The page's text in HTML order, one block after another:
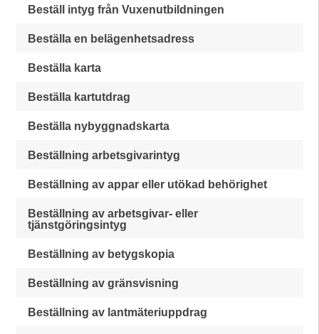
Beställ intyg från Vuxenutbildningen
Beställa en belägenhetsadress
Beställa karta
Beställa kartutdrag
Beställa nybyggnadskarta
Beställning arbetsgivarintyg
Beställning av appar eller utökad behörighet
Beställning av arbetsgivar- eller
tjänstgöringsintyg
Beställning av betygskopia
Beställning av gränsvisning
Beställning av lantmäteriuppdrag